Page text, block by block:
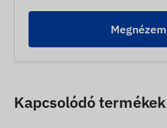
Megnézem
Kapcsolódó termékek